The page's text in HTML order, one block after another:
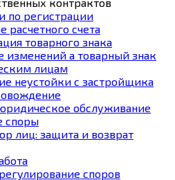
по регистрации
расчетного счета
товарного знака
изменений а товарный знак
лицам
неустойки с застройщика
обслуживание
споры
лиц: защита и возврат
споров